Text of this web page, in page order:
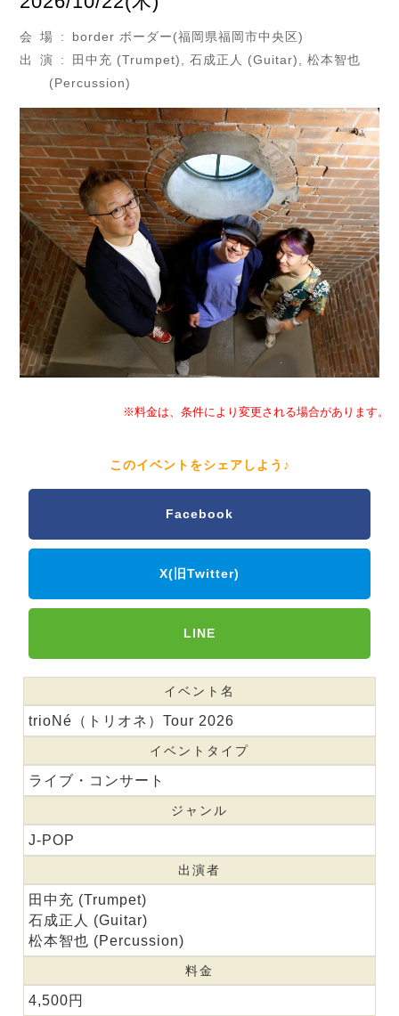
会 場 : border ボーダー(福岡県福岡市中央区)
出 演 : 田中充 (Trumpet), 石成正人 (Guitar), 松本智也
(Percussion)
※料金は、条件により変更される場合があります。
このイベントをシェアしよう♪
Facebook
X(旧Twitter)
LINE
イベント名
trioNé（トリオネ）Tour 2026
イベントタイプ
ライブ・コンサート
ジャンル
J-POP
出演者
田中充 (Trumpet)
石成正人 (Guitar)
松本智也 (Percussion)
料金
4,500円